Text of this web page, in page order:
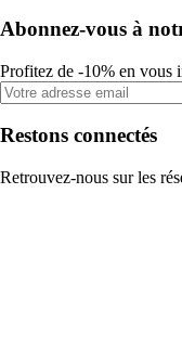
Abonnez-vous à
Profitez de -10% en vous
Restons connectés
Retrouvez-nous sur les